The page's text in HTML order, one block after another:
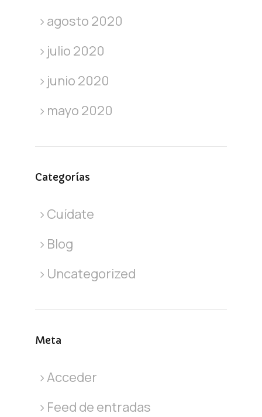
agosto 2020
julio 2020
junio 2020
mayo 2020
Categorías
Cuídate
Blog
Uncategorized
Meta
Acceder
Feed de entradas